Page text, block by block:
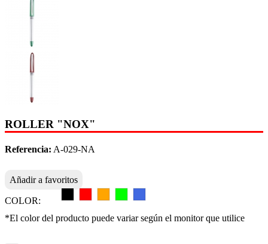
ROLLER "NOX"
Referencia: A-029-NA
Añadir a favoritos
COLOR:
*El color del producto puede variar según el monitor que utilice